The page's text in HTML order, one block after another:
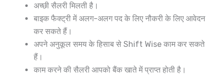
अच्छी सैलरी मिलती है।
बाइक फैक्ट्री में अलग-अलग पद के लिए नौकरी के लिए आवेदन
कर सकते हैं।
अपने अनुकूल समय के हिसाब से Shift Wise काम कर सकते
हैं।
काम करने की सैलरी आपको बैंक खाते में प्राप्त होती है।